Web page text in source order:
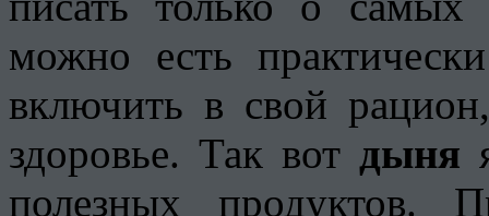
можно есть
включить в свой
здоровье. Так вот дыня
полезных продуктов.